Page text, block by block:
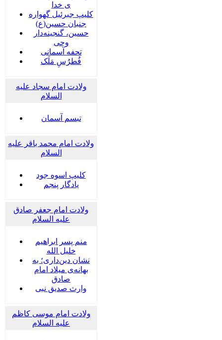
ی خدا
کلیپ جبرئیل گهواره
جنبان حسین(ع)
حسین، گنجینه‌دار
وحی
تحفه آسمانی
فُطرُسِ مَلَک
ولادت امام سجاد علیه
السلام
تبسم آسمان
ولادت امام محمد باقر علیه
السلام
کلیپ اسوه جود
یادگار پنجم
ولادت امام جعفر صادق
علیه السلام
منم پسر ابراهیم
خلیل الله
نشان دین‌داری؛ به
بهانه‌ی میلاد امام
صادق
وارث صدیق نبی
ولادت امام موسی کاظم
علیه السلام